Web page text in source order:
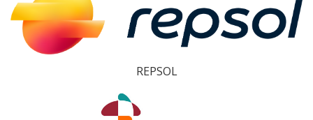
REPSOL